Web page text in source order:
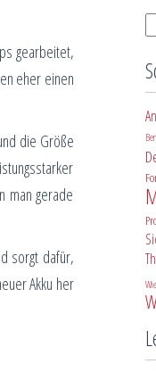
gearbeitet,
eher einen
die Größe
man gerade
sorgt dafür,
Akku her